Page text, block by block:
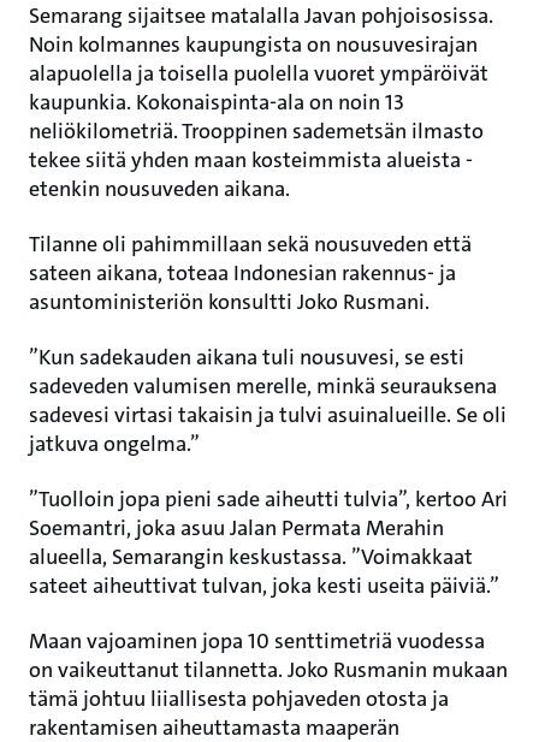
Semarang sijaitsee matalalla Javan pohjoisosissa.
Noin kolmannes kaupungista on nousuvesirajan
alapuolella ja toisella puolella vuoret ympäröivät
kaupunkia. Kokonaispinta-ala on noin 13
neliökilometriä. Trooppinen sademetsän ilmasto
tekee siitä yhden maan kosteimmista alueista -
etenkin nousuveden aikana.
Tilanne oli pahimmillaan sekä nousuveden että
sateen aikana, toteaa Indonesian rakennus- ja
asuntoministeriön konsultti Joko Rusmani.
”Kun sadekauden aikana tuli nousuvesi, se esti
sadeveden valumisen merelle, minkä seurauksena
sadevesi virtasi takaisin ja tulvi asuinalueille. Se oli
jatkuva ongelma.”
”Tuolloin jopa pieni sade aiheutti tulvia”, kertoo Ari
Soemantri, joka asuu Jalan Permata Merahin
alueella, Semarangin keskustassa. ”Voimakkaat
sateet aiheuttivat tulvan, joka kesti useita päiviä.”
Maan vajoaminen jopa 10 senttimetriä vuodessa
on vaikeuttanut tilannetta. Joko Rusmanin mukaan
tämä johtuu liiallisesta pohjaveden otosta ja
rakentamisen aiheuttamasta maaperän